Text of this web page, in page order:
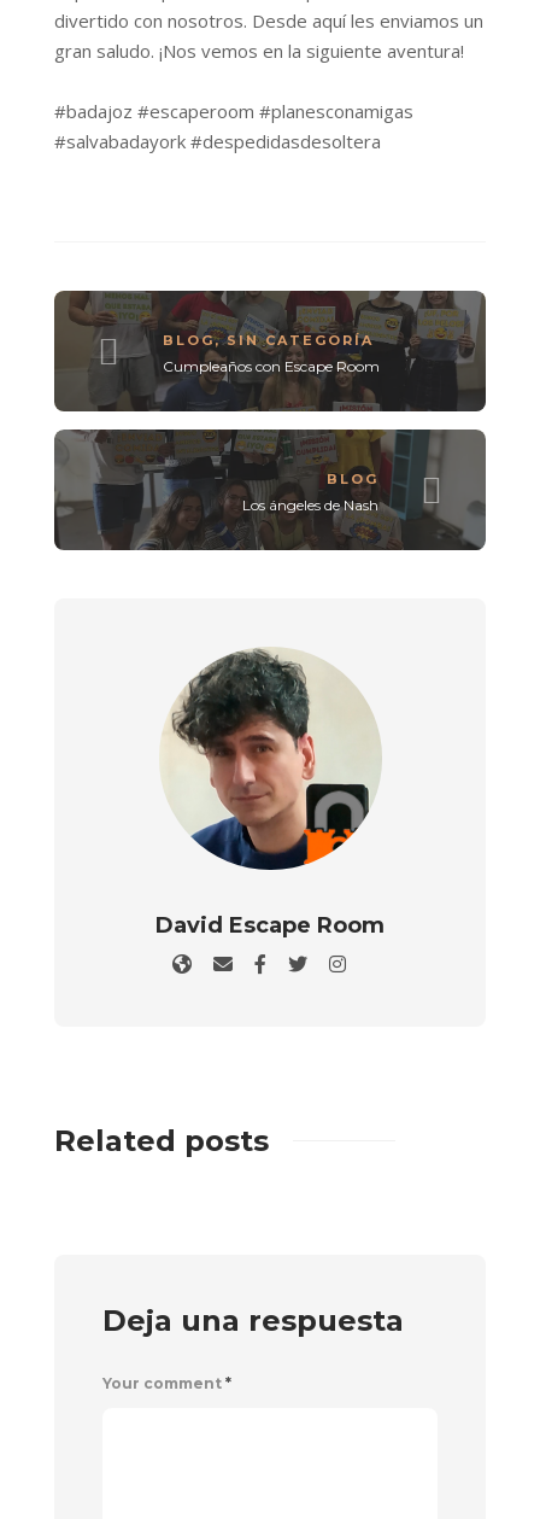
divertido con nosotros. Desde aquí les enviamos un
gran saludo. ¡Nos vemos en la siguiente aventura!
#badajoz #escaperoom #planesconamigas
#salvabadayork #despedidasdesoltera
BLOG,SIN CATEGORÍA
Cumpleaños con Escape Room
BLOG
Los ángeles de Nash
David Escape Room
Related posts
Deja una respuesta
Your comment *